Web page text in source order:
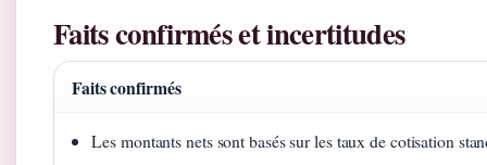
Faits confirmés et incertitudes
Faits confirmés
Les montants nets sont basés sur les taux de cotisation